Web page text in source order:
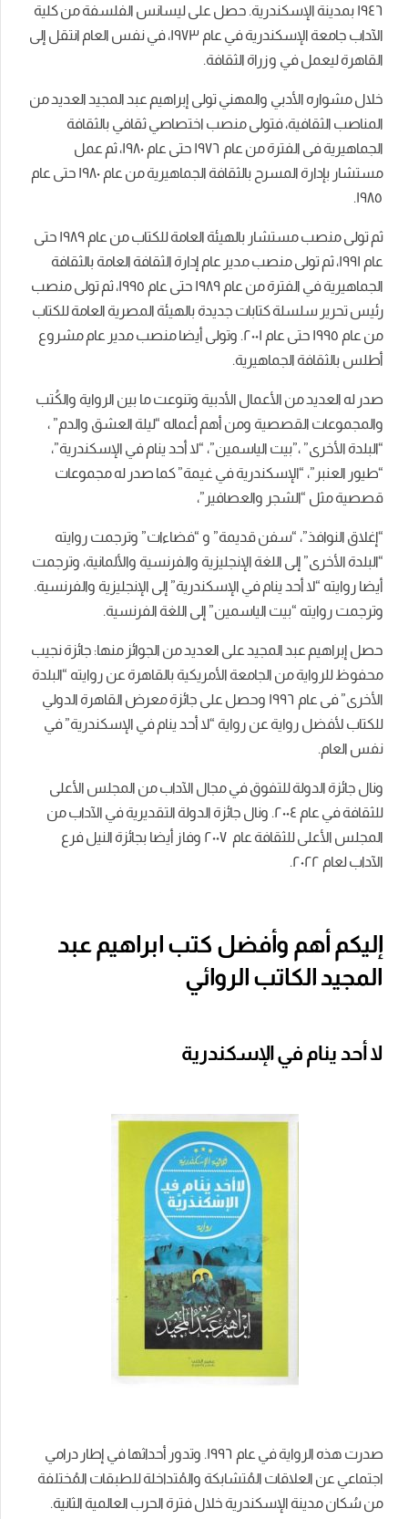
١٩٤٦ بمدينة الإسكندرية. حصل على ليسانس الفلسفة من كلية
الآداب جامعة الإسكندرية في عام ١٩٧٣، في نفس العام انتقل إلى
القاهرة ليعمل في وزراة الثقافة.
خلال مشواره الأدبي والمهني تولى إبراهيم عبد المجيد العديد من
المناصب الثقافية، فتولى منصب اختصاصي ثقافي بالثقافة
الجماهيرية فى الفترة من عام ١٩٧٦ حتى عام ١٩٨۰، ثم عمل
مستشار بإدارة المسرح بالثقافة الجماهيرية من عام ١٩٨۰ حتى عام
١٩٨٥.
ثم تولى منصب مستشار بالهيئة العامة للكتاب من عام ١٩٨٩ حتى
عام ١٩٩١، ثم تولى منصب مدير عام إدارة الثقافة العامة بالثقافة
الجماهيرية في الفترة من عام ١٩٨٩ حتى عام ١٩٩٥، ثم تولى منصب
رئيس تحرير سلسلة كتابات جديدة بالهيئة المصرية العامة للكتاب
من عام ١٩٩٥ حتى عام ٢۰۰١. وتولى أيضا منصب مدير عام مشروع
أطلس بالثقافة الجماهيرية.
صدر له العديد من الأعمال الأدبية وتنوعت ما بين الرواية والكُتب
والمجموعات القصصية ومن أهم أعماله “ليلة العشق والدم” ،
“البلدة الأخرى” ،”بيت الياسمين”، “لا أحد ينام في الإسكندرية”،
“طيور العنبر”، “الإسكندرية في غيمة” كما صدر له مجموعات
قصصية مثل “الشجر والعصافير”،
“إغلاق النوافذ”، “سفن قديمة” و “فضاءات” وترجمت روايته
“البلدة الأخرى” إلى اللغة الإنجليزية والفرنسية والألمانية، وترجمت
أيضا روايته “لا أحد ينام في الإسكندرية” إلى الإنجليزية والفرنسية.
وترجمت روايته “بيت الياسمين” إلى اللغة الفرنسية.
حصل إبراهيم عبد المجيد على العديد من الجوائز منها: جائزة نجيب
محفوظ للرواية من الجامعة الأمريكية بالقاهرة عن روايته “البلدة
الأخرى” فى عام ١٩٩٦ وحصل على جائزة معرض القاهرة الدولي
للكتاب لأفضل رواية عن رواية “لا أحد ينام في الإسكندرية” في
نفس العام.
ونال جائزة الدولة للتفوق في مجال الآداب من المجلس الأعلى
للثقافة في عام ٢۰۰٤. ونال جائزة الدولة التقديرية في الآداب من
المجلس الأعلى للثقافة عام ٢۰۰٧ وفاز أيضا بجائزة النيل فرع
الآداب لعام ٢۰٢٢.
إليكم أهم وأفضل كتب ابراهيم عبد
المجيد الكاتب الروائي
لا أحد ينام في الإسكندرية
صدرت هذه الرواية في عام ١٩٩٦. وتدور أحداثها في إطار درامي
اجتماعي عن العلاقات المُتشابكة والمُتداخلة للطبقات المُختلفة
من سُكان مدينة الإسكندرية خلال فترة الحرب العالمية الثانية.